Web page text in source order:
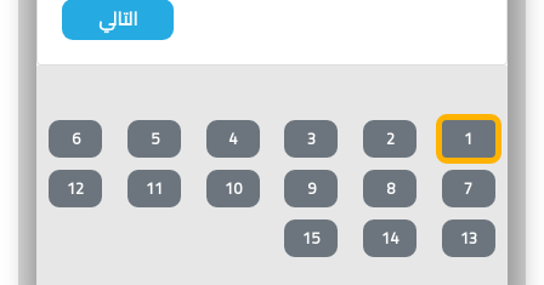
التالي
1
2
3
4
5
6
7
8
9
10
11
12
13
14
15